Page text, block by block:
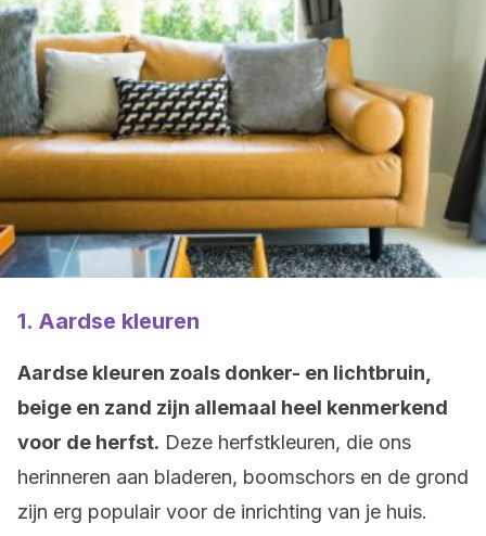
1. Aardse kleuren
Aardse kleuren zoals donker- en lichtbruin,
beige en zand zijn allemaal heel kenmerkend
voor de herfst. Deze herfstkleuren, die ons
herinneren aan bladeren, boomschors en de grond
zijn erg populair voor de inrichting van je huis.